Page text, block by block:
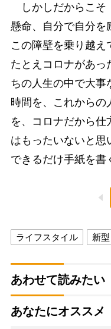
しかしだからこそ
懸命、自分で自分を
この障壁を乗り越え
たとえコロナがあっ
ちの人生の中で大事
時間を、これからの
を、コロナだから
はもったいないと思
できるだけ手紙を書
ライフスタイル 新
あわせて読みたい
あなたにオススメ